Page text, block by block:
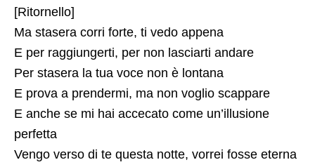
[Ritornello]
Ma stasera corri forte, ti vedo appena
E per raggiungerti, per non lasciarti andare
Per stasera la tua voce non è lontana
E prova a prendermi, ma non voglio scappare
E anche se mi hai accecato come un’illusione
perfetta
Vengo verso di te questa notte, vorrei fosse eterna